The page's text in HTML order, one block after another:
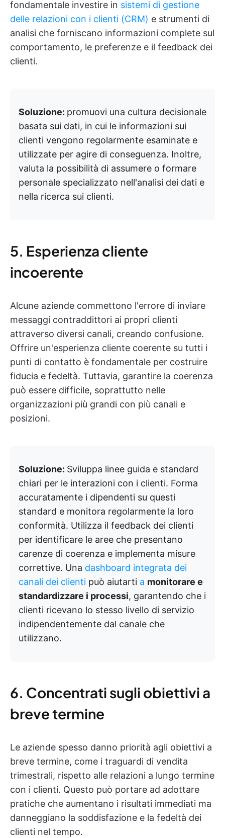
fondamentale investire in sistemi di gestione
delle relazioni con i clienti (CRM) e strumenti di
analisi che forniscano informazioni complete sul
comportamento, le preferenze e il feedback dei
clienti.
Soluzione: promuovi una cultura decisionale
basata sui dati, in cui le informazioni sui
clienti vengono regolarmente esaminate e
utilizzate per agire di conseguenza. Inoltre,
valuta la possibilità di assumere o formare
personale specializzato nell'analisi dei dati e
nella ricerca sui clienti.
5. Esperienza cliente
incoerente
Alcune aziende commettono l'errore di inviare
messaggi contraddittori ai propri clienti
attraverso diversi canali, creando confusione.
Offrire un'esperienza cliente coerente su tutti i
punti di contatto è fondamentale per costruire
fiducia e fedeltà. Tuttavia, garantire la coerenza
può essere difficile, soprattutto nelle
organizzazioni più grandi con più canali e
posizioni.
Soluzione: Sviluppa linee guida e standard
chiari per le interazioni con i clienti. Forma
accuratamente i dipendenti su questi
standard e monitora regolarmente la loro
conformità. Utilizza il feedback dei clienti
per identificare le aree che presentano
carenze di coerenza e implementa misure
correttive. Una dashboard integrata dei
canali dei clienti può aiutarti a monitorare e
standardizzare i processi, garantendo che i
clienti ricevano lo stesso livello di servizio
indipendentemente dal canale che
utilizzano.
6. Concentrati sugli obiettivi a
breve termine
Le aziende spesso danno priorità agli obiettivi a
breve termine, come i traguardi di vendita
trimestrali, rispetto alle relazioni a lungo termine
con i clienti. Questo può portare ad adottare
pratiche che aumentano i risultati immediati ma
danneggiano la soddisfazione e la fedeltà dei
clienti nel tempo.